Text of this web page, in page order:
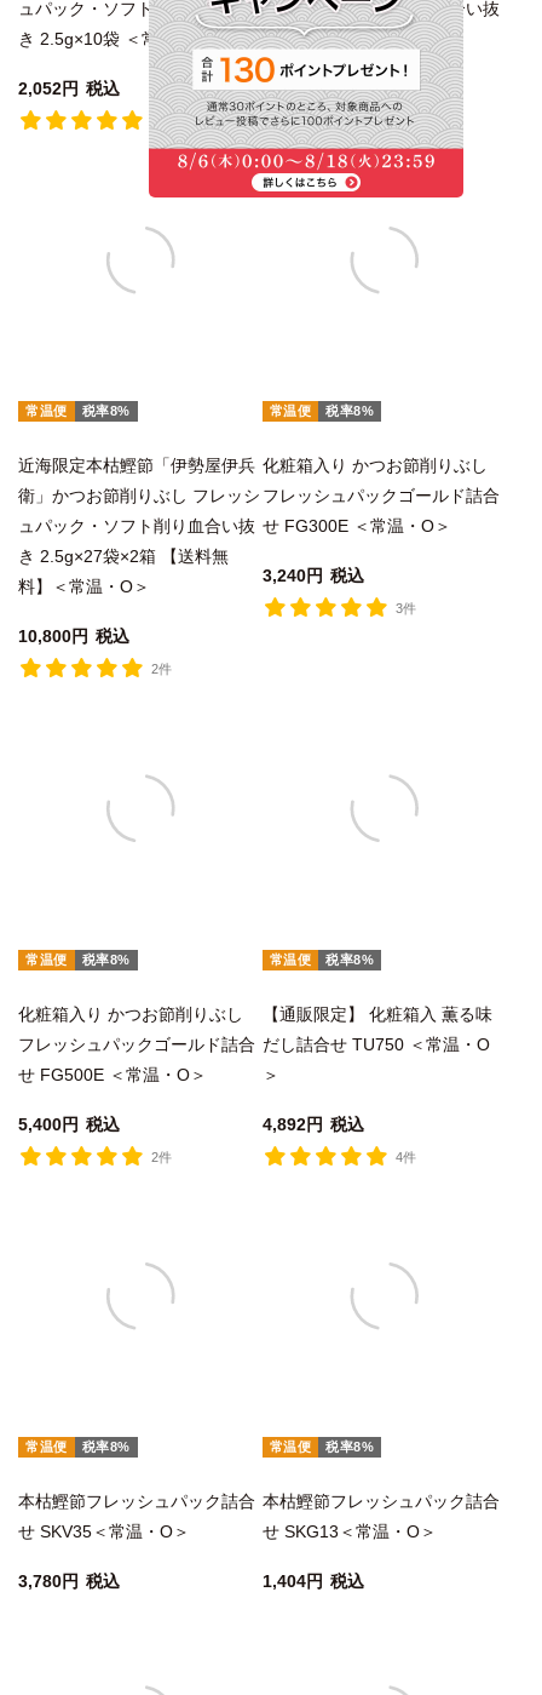
ュパック・ソフト削り血合い抜
き 2.5g×10袋 ＜常温・O＞
2,052 税込
1件
ュパック・ソフト削り血合い抜
き 2.5g×27袋 ＜常温・O＞
5,400 税込
2件
常温便 税率8%
近海限定本枯鰹節「伊勢屋伊兵
衛」かつお節削りぶし フレッシ
ュパック・ソフト削り血合い抜
き 2.5g×27袋×2箱 【送料無
料】＜常温・O＞
10,800 税込
2件
常温便 税率8%
化粧箱入り かつお節削りぶし
フレッシュパックゴールド詰合
せ FG300E ＜常温・O＞
3,240 税込
3件
常温便 税率8%
化粧箱入り かつお節削りぶし
フレッシュパックゴールド詰合
せ FG500E ＜常温・O＞
5,400 税込
2件
常温便 税率8%
【通販限定】 化粧箱入 薫る味
だし詰合せ TU750 ＜常温・O
＞
4,892 税込
4件
常温便 税率8%
本枯鰹節フレッシュパック詰合
せ SKV35＜常温・O＞
3,780 税込
常温便 税率8%
本枯鰹節フレッシュパック詰合
せ SKG13＜常温・O＞
1,404 税込